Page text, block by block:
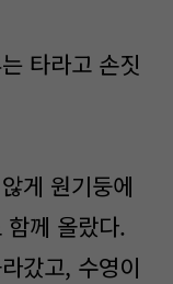
타라고 손짓
게 원기둥에
께 올랐다.
갔고, 수영이